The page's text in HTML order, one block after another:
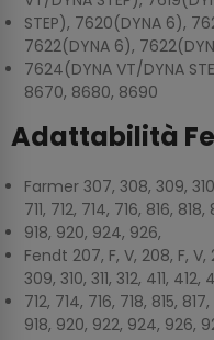
STEP), 7620(DYNA 6),
7622(DYNA 6),
7624(DYNA VT/DYNA
8670, 8680, 8690
Adattabilità
Farmer 307, 308, 309,
711, 712, 714, 716, 816,
918, 920, 924, 926,
Fendt 207, F, V, 208, F, V,
309, 310, 311, 312, 411, 412,
712, 714, 716, 718, 815,
918, 920, 922, 924, 926,